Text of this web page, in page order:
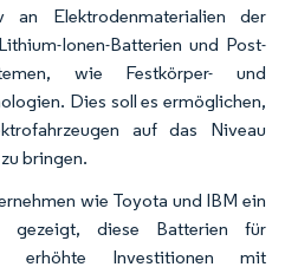
an Elektrodenmaterialien der
Ionen-Batterien und Post-
wie Festkörper- und
Dies soll es ermöglichen,
auf das Niveau
bringen.
wie Toyota und IBM ein
gezeigt, diese Batterien für
erhöhte Investitionen mit